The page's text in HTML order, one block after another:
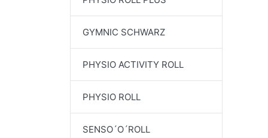
GYMNIC SCHWARZ
PHYSIO ACTIVITY ROLL
PHYSIO ROLL
SENSO´O´ROLL